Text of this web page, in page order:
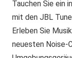
Tauchen Sie ein
mit den JBL
Erleben Sie
neuesten Noise-